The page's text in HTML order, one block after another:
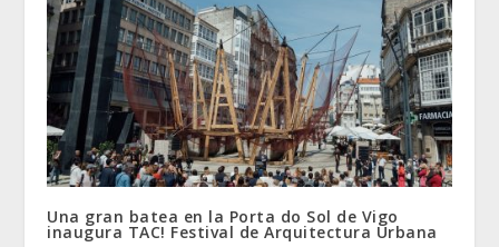
Una gran batea en la Porta do Sol de Vigo
inaugura TAC! Festival de Arquitectura Urbana